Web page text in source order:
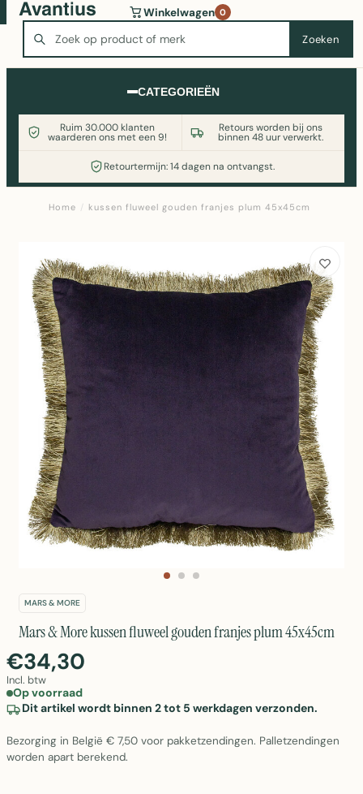
Zoeken
Winkelwagen 0
CATEGORIEËN
Ruim 30.000 klanten
waarderen ons met een 9!
Retours worden bij ons
binnen 48 uur verwerkt.
Retourtermijn: 14 dagen na ontvangst.
Wasmachine of koelkast nodig? Vergelijk alle prijzen op
Witgoedaanbod.nl
Home / kussen fluweel gouden franjes plum 45x45cm
MARS & MORE
Mars & More kussen fluweel gouden franjes plum 45x45cm
€34,30
Incl. btw
Op voorraad
Dit artikel wordt binnen 2 tot 5 werkdagen verzonden.
Bezorging in België € 7,50 voor pakketzendingen. Palletzendingen
worden apart berekend.